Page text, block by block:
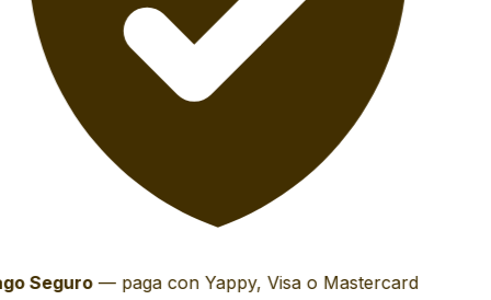
Seguro— paga con Yappy, Visa o Mastercard